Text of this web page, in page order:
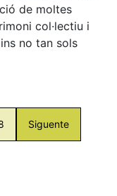
de moltes
col·lectiu i
no tan sols
Siguente